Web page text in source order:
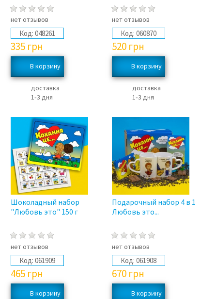
нет отзывов
Код: 048261
335 грн
доставка
1‑3 дня
нет отзывов
Код: 060870
520 грн
доставка
1‑3 дня
Шоколадный набор
"Любовь это" 150 г
нет отзывов
Код: 061909
465 грн
Подарочный набор 4 в 1
Любовь это...
нет отзывов
Код: 061908
670 грн